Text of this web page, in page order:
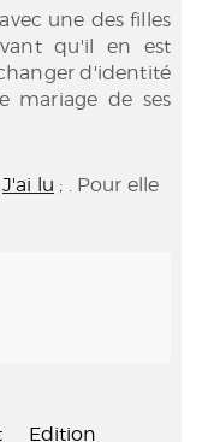
une des filles
qu'il en est
d'identité
mariage de ses
J'ai lu ; . Pour elle
Edition